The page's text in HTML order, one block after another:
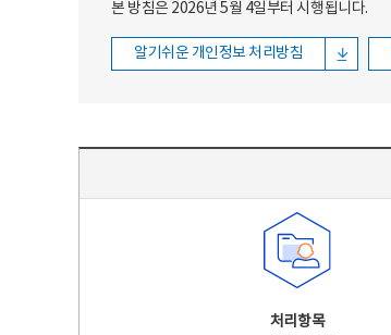
본 방침은 2026년 5월 4일부터 시행됩니다.
알기쉬운 개인정보 처리방침
처리항목